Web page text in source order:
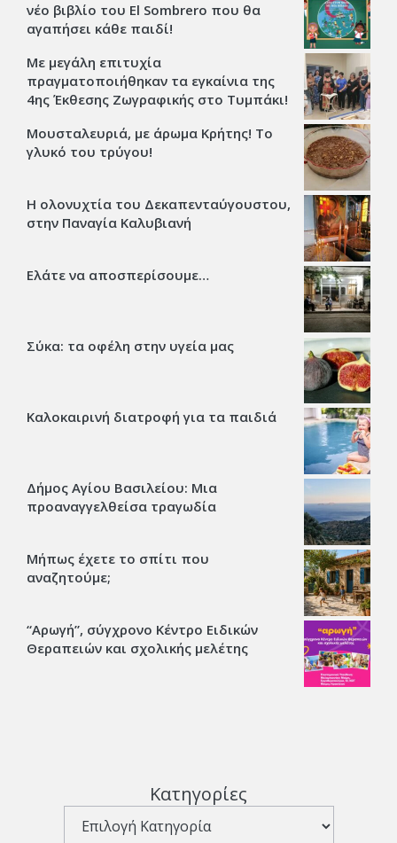
νέο βιβλίο του El Sombrero που θα
αγαπήσει κάθε παιδί!
Με μεγάλη επιτυχία
πραγματοποιήθηκαν τα εγκαίνια της
4ης Έκθεσης Ζωγραφικής στο Τυμπάκι!
Μουσταλευριά, με άρωμα Κρήτης! Το
γλυκό του τρύγου!
Η ολονυχτία του Δεκαπενταύγουστου,
στην Παναγία Καλυβιανή
Ελάτε να αποσπερίσουμε…
Σύκα: τα οφέλη στην υγεία μας
Καλοκαιρινή διατροφή για τα παιδιά
Δήμος Αγίου Βασιλείου: Μια
προαναγγελθείσα τραγωδία
Μήπως έχετε το σπίτι που
αναζητούμε;
“Αρωγή”, σύγχρονο Κέντρο Ειδικών
Θεραπειών και σχολικής μελέτης
Κατηγορίες